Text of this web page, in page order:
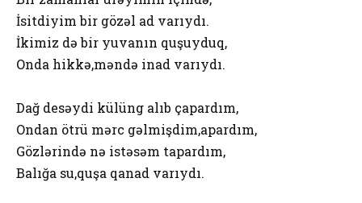
İsitdiyim bir gözəl ad varıydı.
İkimiz də bir yuvanın quşuyduq,
Onda hikkə,məndə inad varıydı.
Dağ desəydi külüng alıb çapardım,
Ondan ötrü mərc gəlmişdim,apardım,
Gözlərində nə istəsəm tapardım,
Balığa su,quşa qanad varıydı.